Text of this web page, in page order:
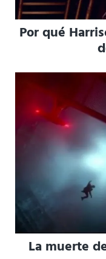
Por qué
La muerte